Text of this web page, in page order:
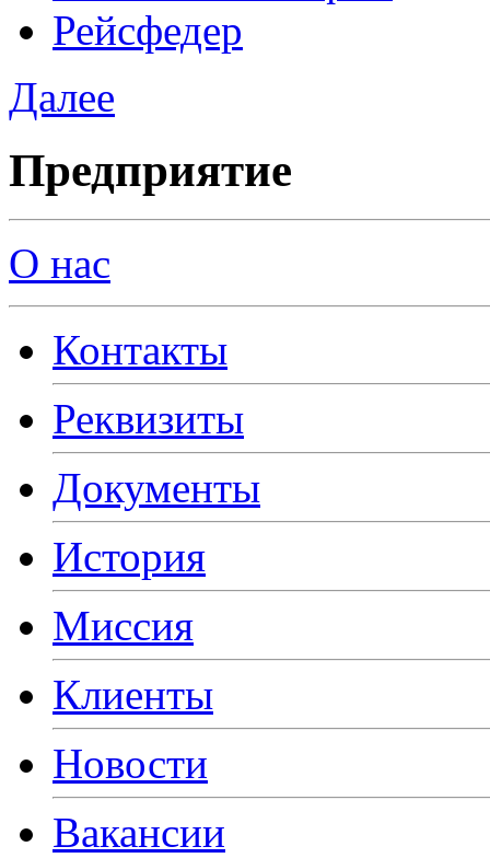
Рейсфедер
Далее
Предприятие
О нас
Контакты
Реквизиты
Документы
История
Миссия
Клиенты
Новости
Вакансии